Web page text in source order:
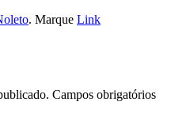
. Marque Link
Campos obrigatórios